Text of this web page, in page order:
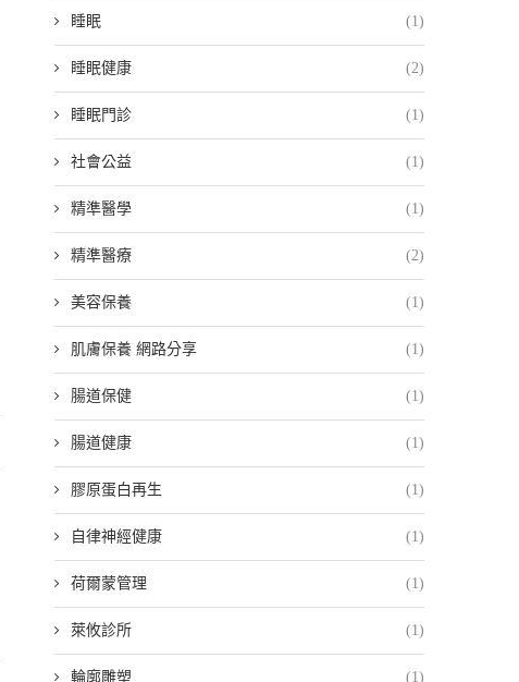
睡眠 (1)
睡眠健康 (2)
睡眠門診 (1)
社會公益 (1)
精準醫學 (1)
精準醫療 (2)
美容保養 (1)
肌膚保養 網路分享 (1)
腸道保健 (1)
腸道健康 (1)
膠原蛋白再生 (1)
自律神經健康 (1)
荷爾蒙管理 (1)
萊攸診所 (1)
輪廓雕塑 (1)